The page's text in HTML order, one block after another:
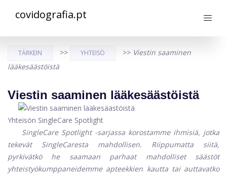
covidografia.pt
TÄRKEIN >> YHTEISÖ >> Viestin saaminen
lääkesäästöistä
Viestin saaminen lääkesäästöistä
Yhteisön SingleCare Spotlight
SingleCare Spotlight -sarjassa korostamme ihmisiä, jotka
tekevät SingleCaresta mahdollisen. Riippumatta siitä,
pyrkivätkö he saamaan parhaat mahdolliset säästöt
yhteistyökumppaneidemme apteekkien kautta tai auttavatko